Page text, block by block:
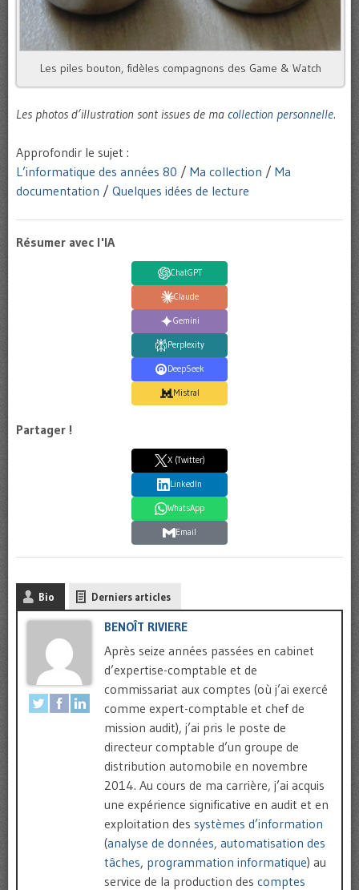
Les piles bouton, fidèles compagnons des Game & Watch
Les photos d’illustration sont issues de ma collection personnelle.
Approfondir le sujet :
L’informatique des années 80 / Ma collection / Ma
documentation / Quelques idées de lecture
Résumer avec l'IA
ChatGPT
Claude
Gemini
Perplexity
DeepSeek
Mistral
Partager !
X (Twitter)
LinkedIn
WhatsApp
Email
Bio Derniers articles
BENOÎT RIVIERE
Après seize années passées en cabinet
d’expertise-comptable et de
commissariat aux comptes (où j’ai exercé
comme expert-comptable et chef de
mission audit), j’ai pris le poste de
directeur comptable d’un groupe de
distribution automobile en novembre
2014. Au cours de ma carrière, j’ai acquis
une expérience significative en audit et en
exploitation des systèmes d’information
(analyse de données, automatisation des
tâches, programmation informatique) au
service de la production des comptes